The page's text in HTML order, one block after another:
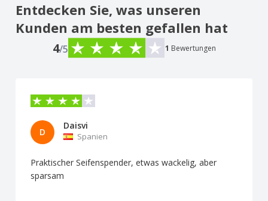
Entdecken Sie, was unseren
Kunden am besten gefallen hat
4/5 1 Bewertungen
D
Daisvi
Spanien
Praktischer Seifenspender, etwas wackelig, aber
sparsam